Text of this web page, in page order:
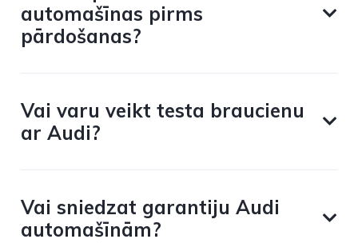
automašīnas pirms
pārdošanas?
Vai varu veikt testa braucienu
ar Audi?
Vai sniedzat garantiju Audi
automašīnām?